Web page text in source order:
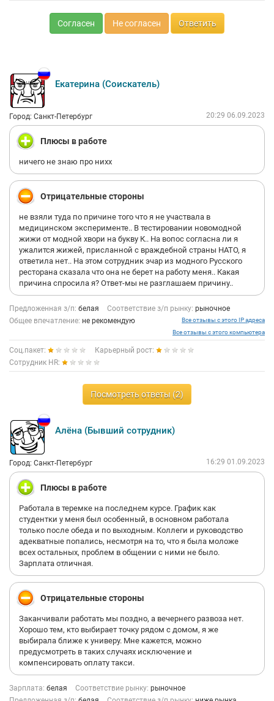
Согласен Не согласен Ответить
Екатерина (Соискатель)
Город: Санкт-Петербург 20:29 06.09.2023
Плюсы в работе
ничего не знаю про нихх
Отрицательные стороны
не взяли туда по причине того что я не участвала в
медицинском эксперименте.. В тестировании новомодной
жижи от модной хвори на букву К.. На вопос согласна ли я
ужалится жижей, присланной с враждебной страны НАТО, я
ответила нет.. На этом сотрудник эчар из модного Русского
ресторана сказала что она не берет на работу меня.. Какая
причина спросила я? Ответ-мы не разглашаем причину..
Предложенная з/п: белая Соответствие з/п рынку: рыночное
Общее впечатление: не рекомендую
Все отзывы с этого IP адреса
Все отзывы с этого компьютера
Соц.пакет:
Карьерный рост:
Сотрудник HR:
Посмотреть ответы (2)
Алёна (Бывший сотрудник)
Город: Санкт-Петербург 16:29 01.09.2023
Плюсы в работе
Работала в теремке на последнем курсе. График как
студентки у меня был особенный, в основном работала
только после обеда и по выходным. Коллеги и руководство
адекватные попались, несмотря на то, что я была моложе
всех остальных, проблем в общении с ними не было.
Зарплата отличная.
Отрицательные стороны
Заканчивали работать мы поздно, а вечернего развоза нет.
Хорошо тем, кто выбирает точку рядом с домом, я же
выбирала ближе к универу. Мне кажется, можно
предусмотреть в таких случаях исключение и
компенсировать оплату такси.
Зарплата: белая Соответствие рынку: рыночное